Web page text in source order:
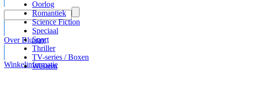
Over Blu-ray
Winkelinformatie
Oorlog
Romantiek
Science Fiction
Speciaal
Sport
Thriller
TV-series / Boxen
Western